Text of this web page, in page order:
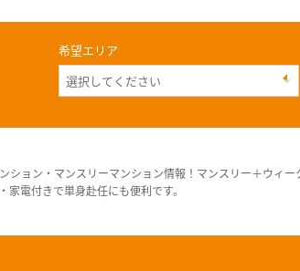
希望エリア
ション・マンスリーマンション情報！マンスリー＋ウィ
電付きで単身赴任にも便利です。